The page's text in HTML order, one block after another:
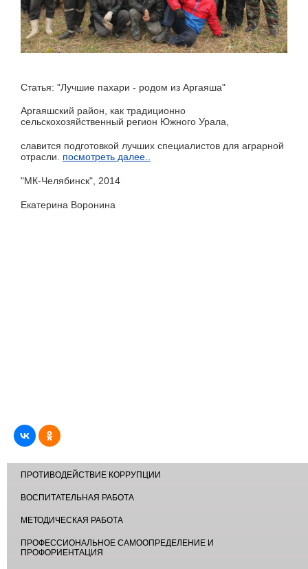
Статья: "Лучшие пахари - родом из Аргаяша"
Аргаяшский район, как традиционно
сельскохозяйственный регион Южного Урала,
славится подготовкой лучших специалистов для аграрной
отрасли. посмотреть далее..
"МК-Челябинск", 2014
Екатерина Воронина
ПРОТИВОДЕЙСТВИЕ КОРРУПЦИИ
ВОСПИТАТЕЛЬНАЯ РАБОТА
МЕТОДИЧЕСКАЯ РАБОТА
ПРОФЕССИОНАЛЬНОЕ САМООПРЕДЕЛЕНИЕ И
ПРОФОРИЕНТАЦИЯ